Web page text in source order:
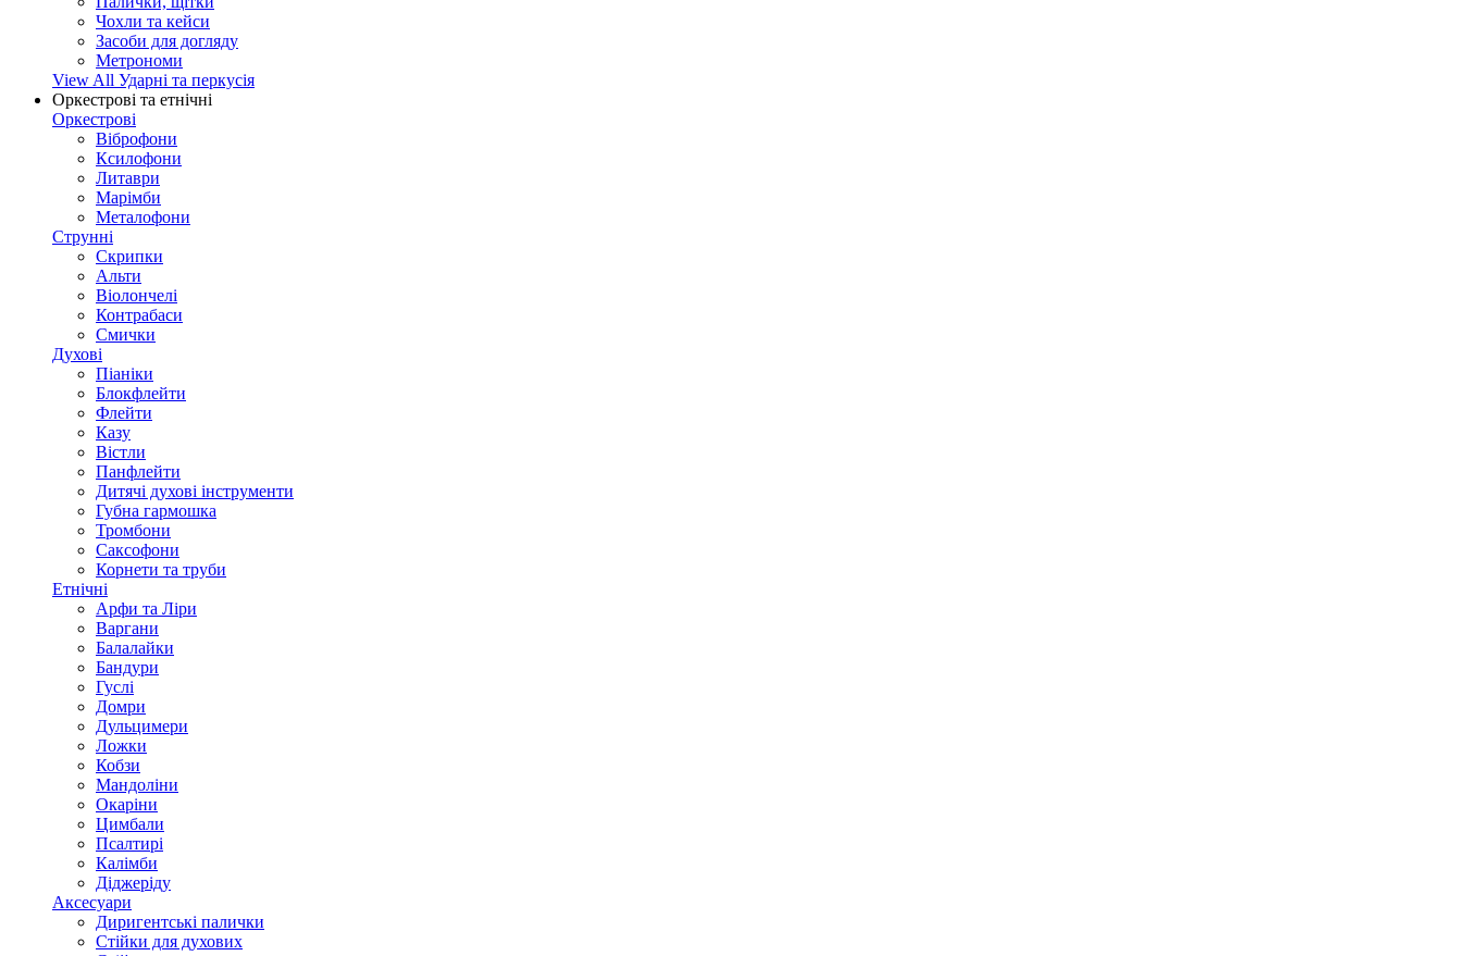
Чохли та кейси
Засоби для догляду
Метрономи
View All Ударні та перкусія
Оркестрові та етнічні
Оркестрові
Віброфони
Ксилофони
Литаври
Марімби
Металофони
Струнні
Скрипки
Альти
Віолончелі
Контрабаси
Смички
Духові
Піаніки
Блокфлейти
Флейти
Казу
Вістли
Панфлейти
Дитячі духові інструменти
Губна гармошка
Тромбони
Саксофони
Корнети та труби
Етнічні
Арфи та Ліри
Варгани
Балалайки
Бандури
Гуслі
Домри
Дульцимери
Ложки
Кобзи
Мандоліни
Окаріни
Цимбали
Псалтирі
Калімби
Діджеріду
Аксесуари
Диригентські палички
Стійки для духових